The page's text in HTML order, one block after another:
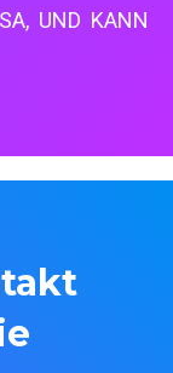
UND KANN